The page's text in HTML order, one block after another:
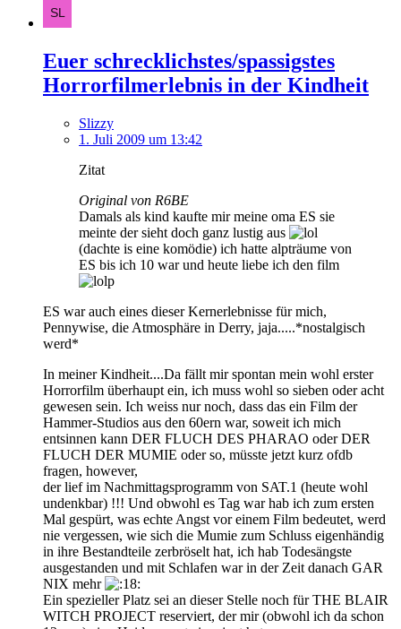
Euer schrecklichstes/spassigstes
Horrorfilmerlebnis in der Kindheit
Slizzy
1. Juli 2009 um 13:42
Zitat
Original von R6BE
Damals als kind kaufte mir meine oma ES sie
meinte der sieht doch ganz lustig aus
(dachte is eine komödie) ich hatte alpträume von
ES bis ich 10 war und heute liebe ich den film
ES war auch eines dieser Kernerlebnisse für mich,
Pennywise, die Atmosphäre in Derry, jaja.....*nostalgisch
werd*
In meiner Kindheit....Da fällt mir spontan mein wohl erster
Horrorfilm überhaupt ein, ich muss wohl so sieben oder acht
gewesen sein. Ich weiss nur noch, dass das ein Film der
Hammer-Studios aus den 60ern war, soweit ich mich
entsinnen kann DER FLUCH DES PHARAO oder DER
FLUCH DER MUMIE oder so, müsste jetzt kurz ofdb
fragen, however,
der lief im Nachmittagsprogramm von SAT.1 (heute wohl
undenkbar) !!! Und obwohl es Tag war hab ich zum ersten
Mal gespürt, was echte Angst vor einem Film bedeutet, werd
nie vergessen, wie sich die Mumie zum Schluss eigenhändig
in ihre Bestandteile zerbröselt hat, ich hab Todesängste
ausgestanden und mit Schlafen war in der Zeit danach GAR
NIX mehr
Ein spezieller Platz sei an dieser Stelle noch für THE BLAIR
WITCH PROJECT reserviert, der mir (obwohl ich da schon